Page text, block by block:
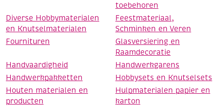
toebehoren
Diverse Hobbymaterialen
en Knutselmaterialen
Feestmateriaal,
Schminken en Veren
Fournituren
Glasversiering en
Raamdecoratie
Handvaardigheid
Handwerkgarens
Handwerkpakketten
Hobbysets en Knutselsets
Houten materialen en
producten
Hulpmaterialen papier en
karton